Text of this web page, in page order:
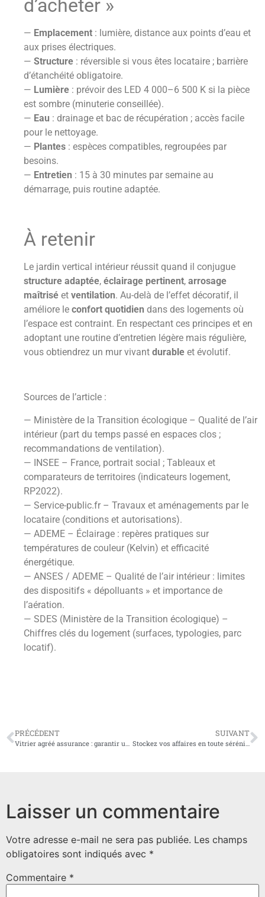
d’acheter »
— Emplacement : lumière, distance aux points d’eau et
aux prises électriques.
— Structure : réversible si vous êtes locataire ; barrière
d’étanchéité obligatoire.
— Lumière : prévoir des LED 4 000–6 500 K si la pièce
est sombre (minuterie conseillée).
— Eau : drainage et bac de récupération ; accès facile
pour le nettoyage.
— Plantes : espèces compatibles, regroupées par
besoins.
— Entretien : 15 à 30 minutes par semaine au
démarrage, puis routine adaptée.
À retenir
Le jardin vertical intérieur réussit quand il conjugue
structure adaptée, éclairage pertinent, arrosage
maîtrisé et ventilation. Au-delà de l’effet décoratif, il
améliore le confort quotidien dans des logements où
l’espace est contraint. En respectant ces principes et en
adoptant une routine d’entretien légère mais régulière,
vous obtiendrez un mur vivant durable et évolutif.
Sources de l’article :
— Ministère de la Transition écologique – Qualité de l’air
intérieur (part du temps passé en espaces clos ;
recommandations de ventilation).
— INSEE – France, portrait social ; Tableaux et
comparateurs de territoires (indicateurs logement,
RP2022).
— Service-public.fr – Travaux et aménagements par le
locataire (conditions et autorisations).
— ADEME – Éclairage : repères pratiques sur
températures de couleur (Kelvin) et efficacité
énergétique.
— ANSES / ADEME – Qualité de l’air intérieur : limites
des dispositifs « dépolluants » et importance de
l’aération.
— SDES (Ministère de la Transition écologique) –
Chiffres clés du logement (surfaces, typologies, parc
locatif).
PRÉCÉDENT
Vitrier agréé assurance : garantir une prise en charge rapide
SUIVANT
Stockez vos affaires en toute sérénité grâce à la location de box sécurisés
Laisser un commentaire
Votre adresse e-mail ne sera pas publiée. Les champs
obligatoires sont indiqués avec *
Commentaire *